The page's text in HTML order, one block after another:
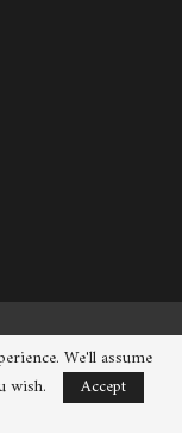
We'll assume
wish.
Accept